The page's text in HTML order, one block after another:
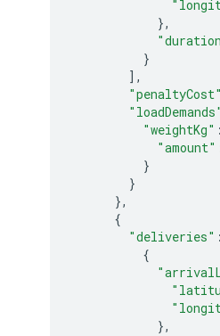
},
}
],
"penaltyCost"
"loadDemands"
"weightKg" :
"amount"
}
}
},
{
"deliveries" :
{
},